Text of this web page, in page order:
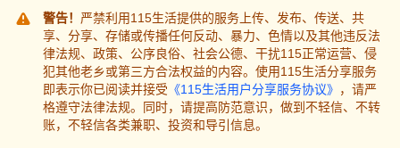
警告！ 严禁利用115生活提供的服务上传、发布、传送、共
享、分享、存储或传播任何反动、暴力、色情以及其他违反法
律法规、政策、公序良俗、社会公德、干扰115正常运营、侵
犯其他老乡或第三方合法权益的内容。使用115生活分享服务
即表示你已阅读并接受 《115生活用户分享服务协议》 ，请严
格遵守法律法规。同时，请提高防范意识，做到不轻信、不转
账，不轻信各类兼职、投资和导引信息。